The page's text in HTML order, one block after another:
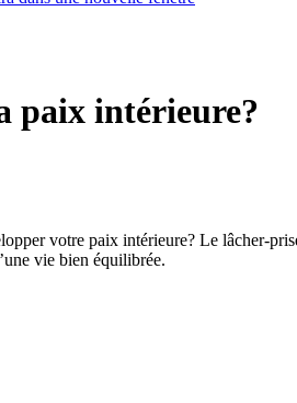
paix intérieure?
votre paix intérieure? Le lâcher-
vie bien équilibrée.